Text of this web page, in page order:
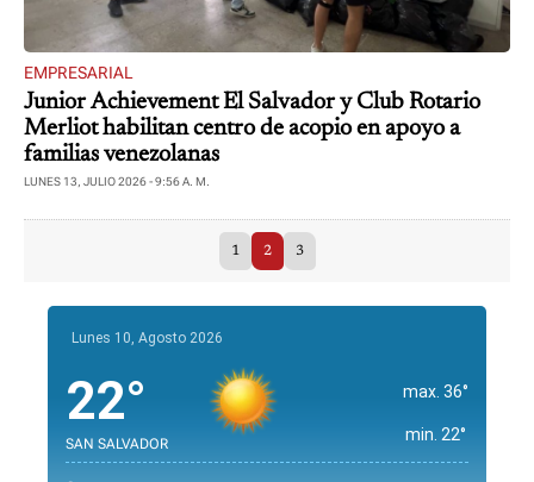
EMPRESARIAL
Junior Achievement El Salvador y Club Rotario
Merliot habilitan centro de acopio en apoyo a
familias venezolanas
LUNES 13, JULIO 2026 - 9:56 A. M.
1 2 3
Lunes 10, Agosto 2026
22°
SAN SALVADOR
max. 36°
min. 22°